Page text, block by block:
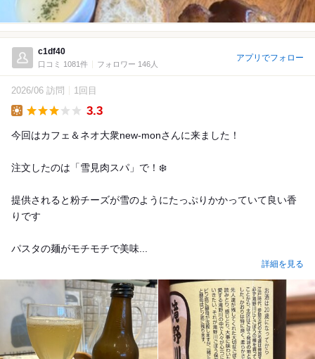
c1df40
口コミ 1081件 フォロワー 146人
アプリでフォロー
2026/06 訪問 1回目
3.3
今回はカフェ＆ネオ大衆new‐monさんに来ました！
注文したのは「雪見肉スパ」で！❄️
提供されると粉チーズが雪のようにたっぷりかかっていて良い香
りです
パスタの麺がモチモチで美味...
詳細を見る